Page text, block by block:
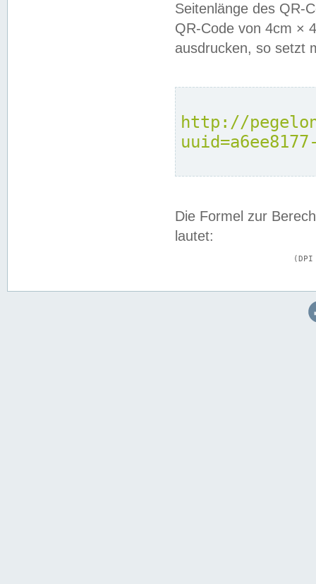
Seitenlänge des QR-
QR-Code von 4cm ×
ausdrucken, so setzt
http://
Die Formel zur
lautet: